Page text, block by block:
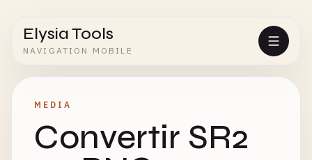
Elysia Tools
NAVIGATION MOBILE
MEDIA
Convertir SR2